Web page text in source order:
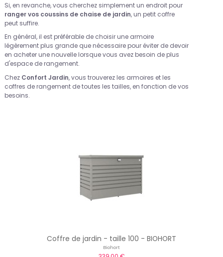
Si, en revanche, vous cherchez simplement un endroit pour
ranger vos coussins de chaise de jardin, un petit coffre
peut suffire.
En général, il est préférable de choisir une armoire
légèrement plus grande que nécessaire pour éviter de devoir
en acheter une nouvelle lorsque vous avez besoin de plus
d'espace de rangement.
Chez Confort Jardin, vous trouverez les armoires et les
coffres de rangement de toutes les tailles, en fonction de vos
besoins.
Coffre de jardin - taille 100 - BIOHORT
Biohort